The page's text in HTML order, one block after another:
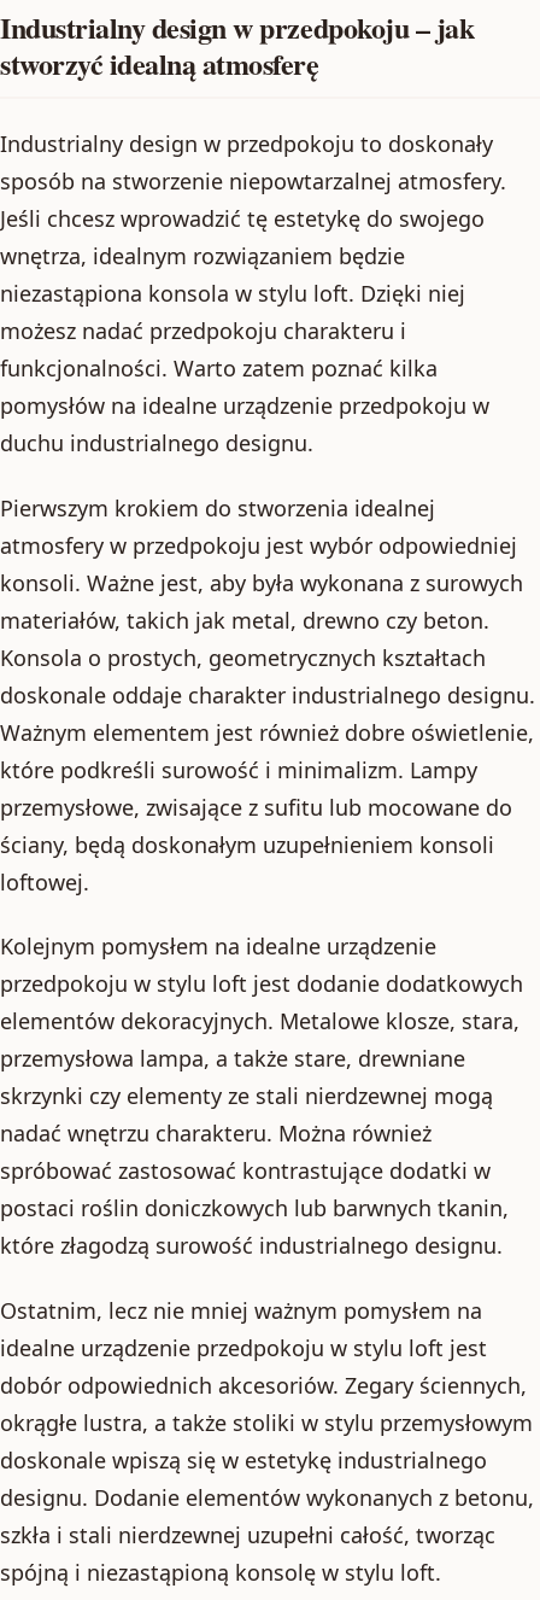
Industrialny design w przedpokoju – jak
stworzyć idealną atmosferę
Industrialny design w przedpokoju to doskonały
sposób na stworzenie niepowtarzalnej atmosfery.
Jeśli chcesz wprowadzić tę estetykę do swojego
wnętrza, idealnym rozwiązaniem będzie
niezastąpiona konsola w stylu loft. Dzięki niej
możesz nadać przedpokoju charakteru i
funkcjonalności. Warto zatem poznać kilka
pomysłów na idealne urządzenie przedpokoju w
duchu industrialnego designu.
Pierwszym krokiem do stworzenia idealnej
atmosfery w przedpokoju jest wybór odpowiedniej
konsoli. Ważne jest, aby była wykonana z surowych
materiałów, takich jak metal, drewno czy beton.
Konsola o prostych, geometrycznych kształtach
doskonale oddaje charakter industrialnego designu.
Ważnym elementem jest również dobre oświetlenie,
które podkreśli surowość i minimalizm. Lampy
przemysłowe, zwisające z sufitu lub mocowane do
ściany, będą doskonałym uzupełnieniem konsoli
loftowej.
Kolejnym pomysłem na idealne urządzenie
przedpokoju w stylu loft jest dodanie dodatkowych
elementów dekoracyjnych. Metalowe klosze, stara,
przemysłowa lampa, a także stare, drewniane
skrzynki czy elementy ze stali nierdzewnej mogą
nadać wnętrzu charakteru. Można również
spróbować zastosować kontrastujące dodatki w
postaci roślin doniczkowych lub barwnych tkanin,
które złagodzą surowość industrialnego designu.
Ostatnim, lecz nie mniej ważnym pomysłem na
idealne urządzenie przedpokoju w stylu loft jest
dobór odpowiednich akcesoriów. Zegary ściennych,
okrągłe lustra, a także stoliki w stylu przemysłowym
doskonale wpiszą się w estetykę industrialnego
designu. Dodanie elementów wykonanych z betonu,
szkła i stali nierdzewnej uzupełni całość, tworząc
spójną i niezastąpioną konsolę w stylu loft.